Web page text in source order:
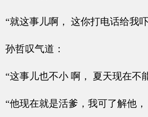
“就这事儿啊， 这你打电话给我
孙哲叹气道：
“这事儿也不小 啊， 夏天现在不
“他现在就是活爹，我可了解他